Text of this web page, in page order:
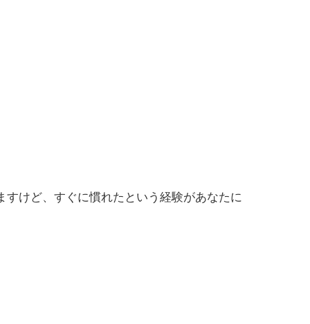
けど、すぐに慣れたという経験があなたに